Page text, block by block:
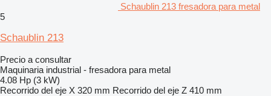
Schaublin 213 fresadora para metal
5
Schaublin 213
Precio a consultar
Maquinaria industrial - fresadora para metal
4.08 Hp (3 kW)
Recorrido del eje X 320 mm Recorrido del eje Z 410 mm